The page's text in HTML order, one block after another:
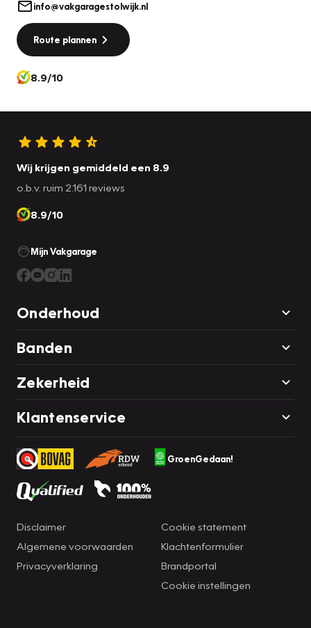
info@vakgaragestolwijk.nl
Route plannen
8.9/10
Wij krijgen gemiddeld een 8.9
o.b.v. ruim 2.161 reviews
8.9/10
Mijn Vakgarage
Onderhoud
Banden
Zekerheid
Klantenservice
GroenGedaan!
Disclaimer
Algemene voorwaarden
Privacyverklaring
Cookie statement
Klachtenformulier
Brandportal
Cookie instellingen